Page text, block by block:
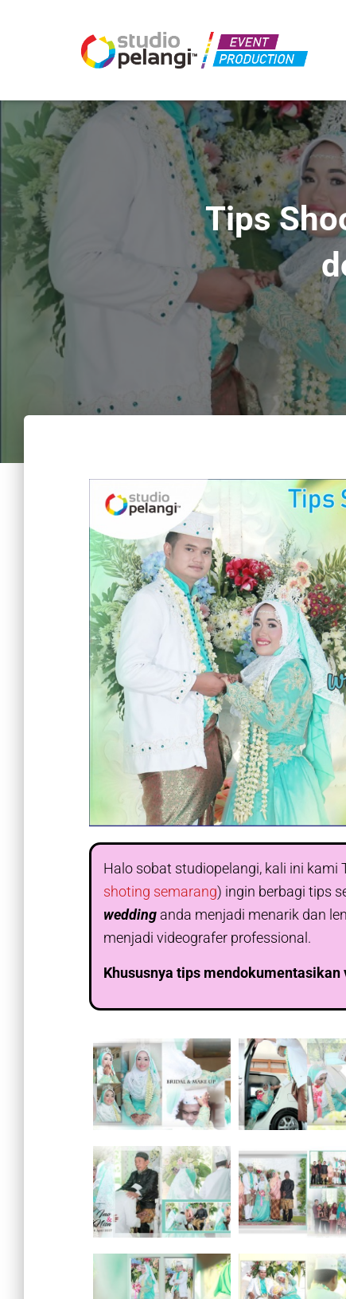
Tips
Halo sobat studiopelangi, kali ini kami
shoting semarang) ingin berbagi tips
wedding anda menjadi menarik dan
menjadi videografer professional.
Khususnya tips